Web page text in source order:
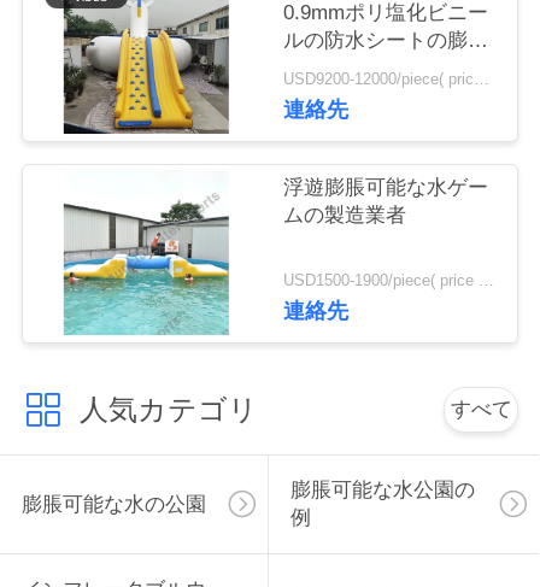
私
し
な
さ
い
0.9mmポリ塩化ビニー
ルの防水シートの膨脹
可能なユニコーン
USD9200-12000/piece( price just for reference, detailed prices need to be confirmed) MOQ:1 羽
連絡先
浮遊膨脹可能な水ゲー
ムの製造業者
USD1500-1900/piece( price just for reference, detailed prices need to be confirmed) MOQ:1 羽
連絡先
人気カテゴリ すべて
膨脹可能な水の公園
膨脹可能な水公園の
例